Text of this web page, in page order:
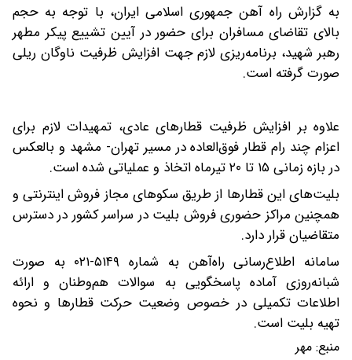
به گزارش راه آهن جمهوری اسلامی ایران، با توجه به حجم
بالای تقاضای مسافران برای حضور در آیین تشییع پیکر مطهر
رهبر شهید، برنامه‌ریزی‌ لازم جهت افزایش ظرفیت ناوگان ریلی
صورت گرفته است.
علاوه بر افزایش ظرفیت قطارهای عادی، تمهیدات لازم برای
اعزام چند رام قطار فوق‌العاده در مسیر تهران- مشهد و بالعکس
در بازه زمانی ۱۵ تا ۲۰ تیرماه اتخاذ و عملیاتی شده است.
بلیت‌های این قطارها از طریق سکوهای مجاز فروش اینترنتی و
همچنین مراکز حضوری فروش بلیت در سراسر کشور در دسترس
متقاضیان قرار دارد.
سامانه اطلاع‌رسانی راه‌آهن به شماره ۵۱۴۹-۰۲۱ به صورت
شبانه‌روزی آماده پاسخگویی به سوالات هم‌وطنان و ارائه
اطلاعات تکمیلی در خصوص وضعیت حرکت قطارها و نحوه
تهیه بلیت است.
منبع: مهر